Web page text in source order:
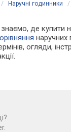
Наручні годинники /
де купити
наручних
огляди,